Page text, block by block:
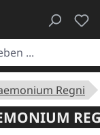
Du
Regni